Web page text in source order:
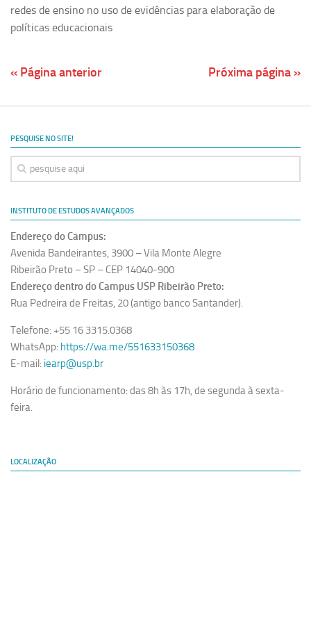
redes de ensino no uso de evidências para elaboração de
políticas educacionais
« Página anterior Próxima página »
PESQUISE NO SITE!
INSTITUTO DE ESTUDOS AVANÇADOS
Endereço do Campus:
Avenida Bandeirantes, 3900 – Vila Monte Alegre
Ribeirão Preto – SP – CEP 14040-900
Endereço dentro do Campus USP Ribeirão Preto:
Rua Pedreira de Freitas, 20 (antigo banco Santander).
Telefone: +55 16 3315.0368
WhatsApp: https://wa.me/551633150368
E-mail: iearp@usp.br
Horário de funcionamento: das 8h às 17h, de segunda à sexta-
feira.
LOCALIZAÇÃO